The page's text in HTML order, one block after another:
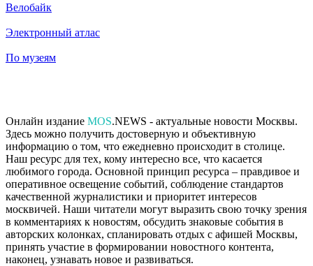
Велобайк
Электронный атлас
По музеям
Онлайн издание MOS.NEWS - актуальные новости Москвы.
Здесь можно получить достоверную и объективную
информацию о том, что ежедневно происходит в столице.
Наш ресурс для тех, кому интересно все, что касается
любимого города. Основной принцип ресурса – правдивое и
оперативное освещение событий, соблюдение стандартов
качественной журналистики и приоритет интересов
москвичей. Наши читатели могут выразить свою точку зрения
в комментариях к новостям, обсудить знаковые события в
авторских колонках, спланировать отдых с афишей Москвы,
принять участие в формировании новостного контента,
наконец, узнавать новое и развиваться.